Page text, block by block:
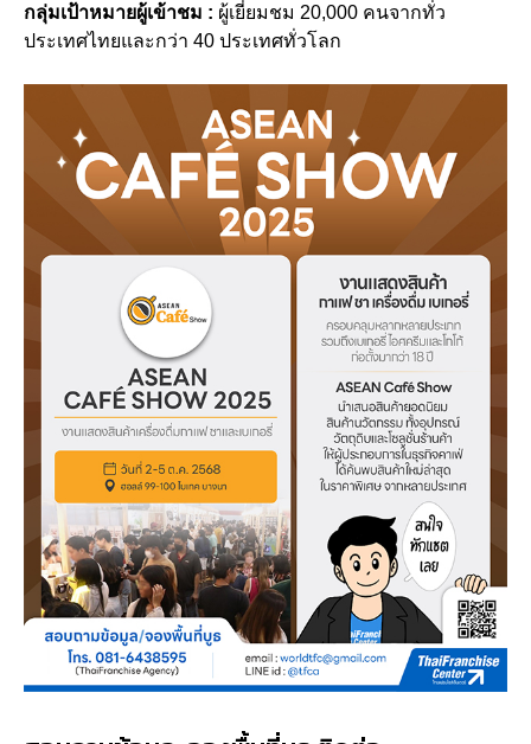
กลุ่มเป้าหมายผู้เข้าชม : ผู้เยี่ยมชม 20,000 คนจากทั่ว
ประเทศไทยและกว่า 40 ประเทศทั่วโลก